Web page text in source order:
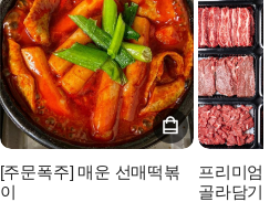
[주문폭주] 매운 선매떡볶
이
프리미엄
골라담기